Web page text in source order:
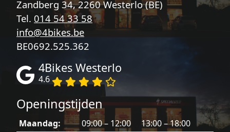
Zandberg 34, 2260 Westerlo (BE)
Tel. 014 54 33 58
info@4bikes.be
BE0692.525.362
4Bikes Westerlo
4.6
Openingstijden
Maandag:
09:00 – 12:00 13:00 – 18:00